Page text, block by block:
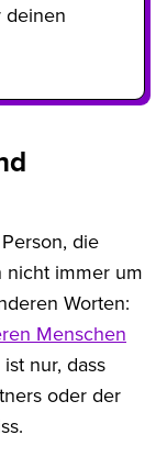
deinen
die
nicht immer um
Worten:
Menschen
nur, dass
oder der